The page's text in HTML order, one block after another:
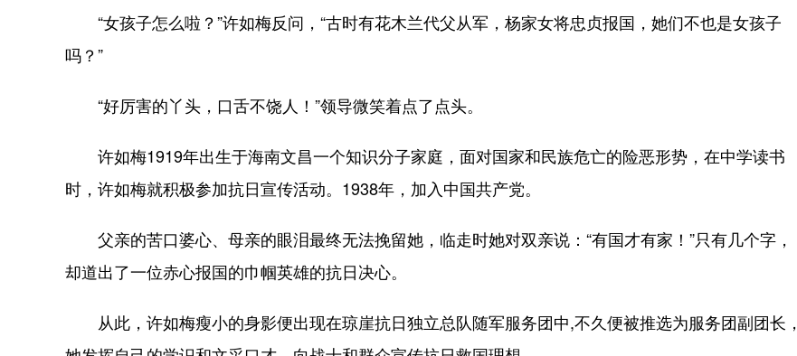
“女孩子怎么啦？”许如梅反问，“古时有花木兰代父从军，杨家女将忠贞报国，她们不也是女孩子
吗？”
“好厉害的丫头，口舌不饶人！”领导微笑着点了点头。
许如梅1919年出生于海南文昌一个知识分子家庭，面对国家和民族危亡的险恶形势，在中学读书
时，许如梅就积极参加抗日宣传活动。1938年，加入中国共产党。
父亲的苦口婆心、母亲的眼泪最终无法挽留她，临走时她对双亲说：“有国才有家！”只有几个字，
却道出了一位赤心报国的巾帼英雄的抗日决心。
从此，许如梅瘦小的身影便出现在琼崖抗日独立总队随军服务团中,不久便被推选为服务团副团长，